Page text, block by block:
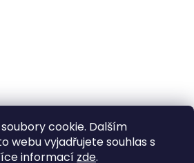
cookie. Dalším
webu vyjadřujete souhlas s
informací zde.